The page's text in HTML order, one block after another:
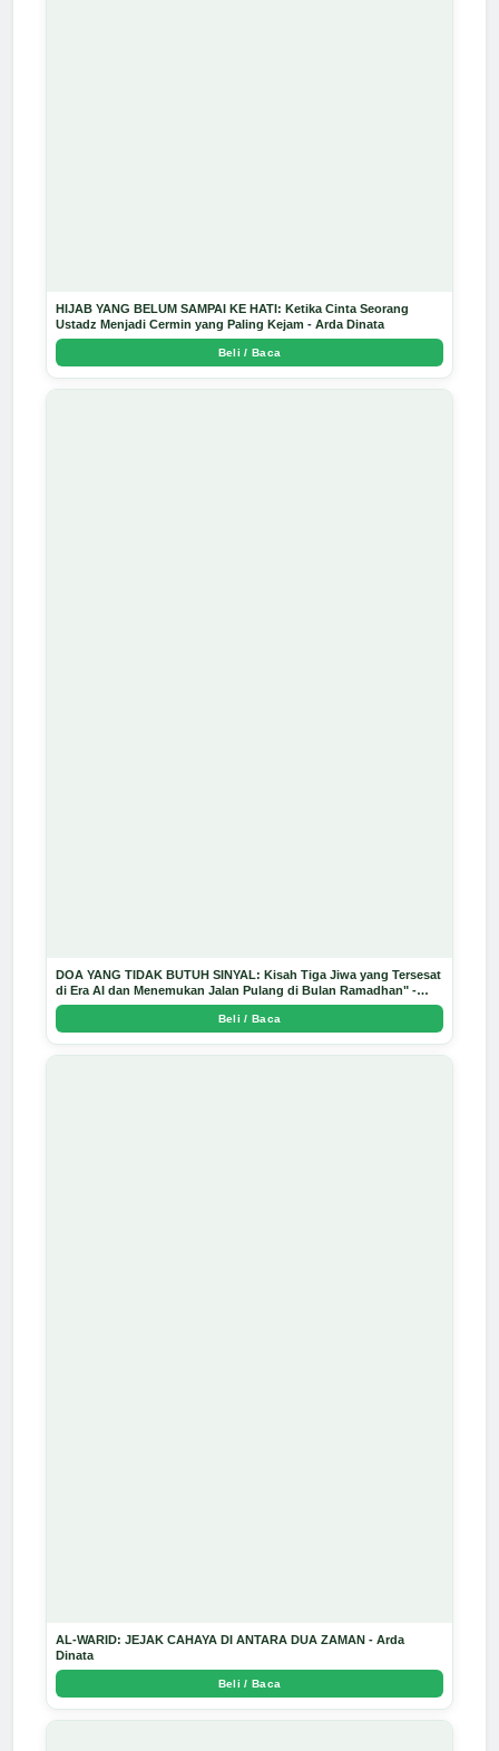
HIJAB YANG BELUM SAMPAI KE HATI: Ketika Cinta Seorang
Ustadz Menjadi Cermin yang Paling Kejam - Arda Dinata
Beli / Baca
DOA YANG TIDAK BUTUH SINYAL: Kisah Tiga Jiwa yang Tersesat
di Era AI dan Menemukan Jalan Pulang di Bulan Ramadhan" -
Arda Dinata
Beli / Baca
AL-WARID: JEJAK CAHAYA DI ANTARA DUA ZAMAN - Arda
Dinata
Beli / Baca